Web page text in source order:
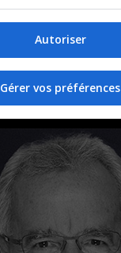
Autoriser
Gérer vos préférences